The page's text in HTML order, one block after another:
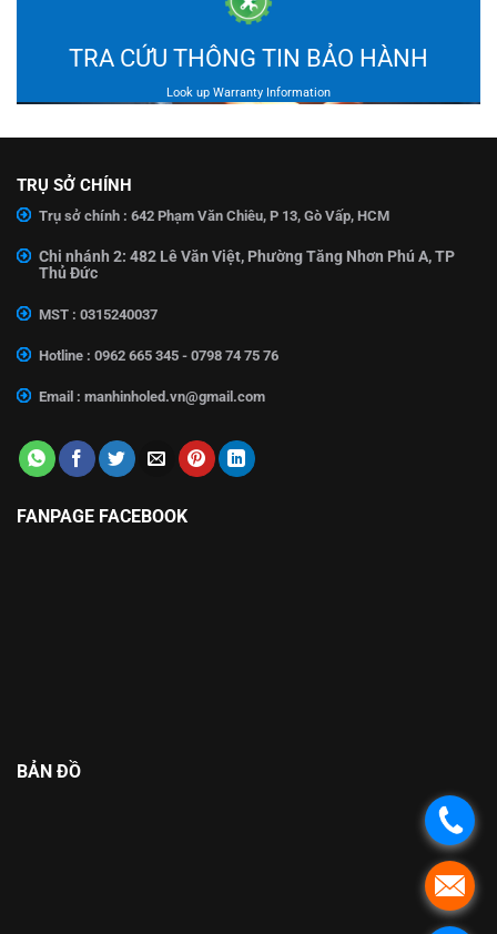
TRA CỨU THÔNG TIN BẢO HÀNH
Look up Warranty Information
ĐĂNG KÝ SỬA CHỮA
Repair Registration
TRỤ SỞ CHÍNH
Trụ sở chính : 642 Phạm Văn Chiêu, P 13, Gò Vấp, HCM
Chi nhánh 2: 482 Lê Văn Việt, Phường Tăng Nhơn Phú A, TP
Thủ Đức
MST : 0315240037
Hotline : 0962 665 345 - 0798 74 75 76
Email : manhinholed.vn@gmail.com
FANPAGE FACEBOOK
BẢN ĐỒ
.
.